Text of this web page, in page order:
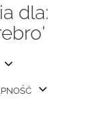
dla: